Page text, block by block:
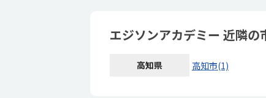
エジソンアカデミー 近隣
高知県 高知市(1)